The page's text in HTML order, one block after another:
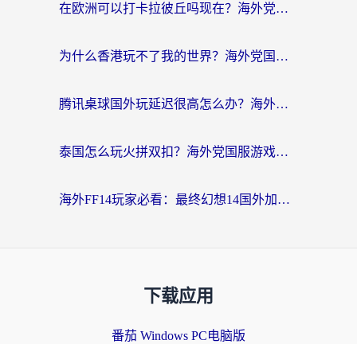
在欧洲可以打卡拉彼丘吗现在？海外党国服游戏加速器终极避坑指南
为什么香港玩不了我的世界？海外党国服游戏加速终极解决方案
腾讯桌球国外玩延迟很高怎么办？海外党亲测有效的国服游戏加速指南
泰国怎么玩火拼双扣？海外党国服游戏加速终极指南（附暗区突围植物大战僵尸实测）
海外FF14玩家必看：最终幻想14国外加速器下载安装全攻略+卡顿解决秘籍
下载应用
番茄 Windows PC电脑版